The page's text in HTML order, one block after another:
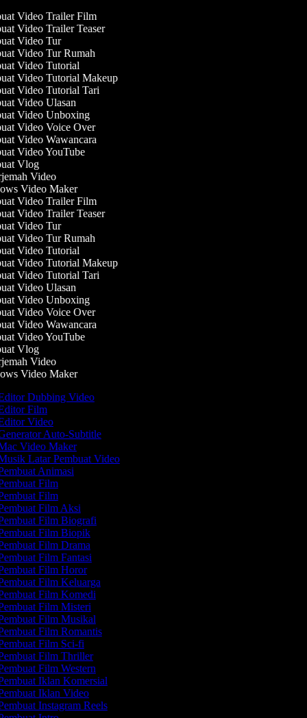
Video Trailer Film
Video Trailer Teaser
Video Tur
Video Tur Rumah
Video Tutorial
Video Tutorial Makeup
Video Tutorial Tari
Video Ulasan
Video Unboxing
Video Voice Over
Video Wawancara
Video YouTube
Vlog
Video
Video Maker
Video Trailer Film
Video Trailer Teaser
Video Tur
Video Tur Rumah
Video Tutorial
Video Tutorial Makeup
Video Tutorial Tari
Video Ulasan
Video Unboxing
Video Voice Over
Video Wawancara
Video YouTube
Vlog
Video
Video Maker
Dubbing Video
Film
Video
Auto-Subtitle
Video Maker
Latar Pembuat Video
Animasi
Film
Film
Film Aksi
Film Biografi
Film Biopik
Film Drama
Film Fantasi
Film Horor
Film Keluarga
Film Komedi
Film Misteri
Film Musikal
Film Romantis
Film Sci-fi
Film Thriller
Film Western
Iklan Komersial
Iklan Video
Instagram Reels